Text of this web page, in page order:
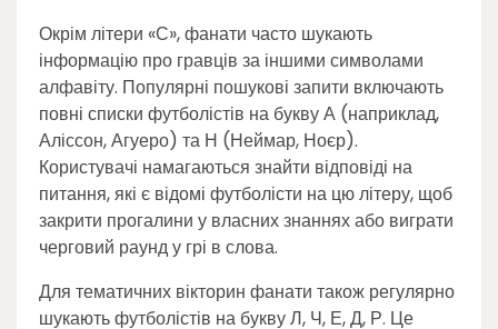
Окрім літери «С», фанати часто шукають
інформацію про гравців за іншими символами
алфавіту. Популярні пошукові запити включають
повні списки футболістів на букву А (наприклад,
Аліссон, Агуеро) та Н (Неймар, Ноєр).
Користувачі намагаються знайти відповіді на
питання, які є відомі футболісти на цю літеру, щоб
закрити прогалини у власних знаннях або виграти
черговий раунд у грі в слова.
Для тематичних вікторин фанати також регулярно
шукають футболістів на букву Л, Ч, Е, Д, Р. Це